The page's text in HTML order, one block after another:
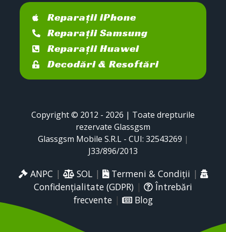
Reparații iPhone
Reparații Samsung
Reparații Huawei
Decodări & Resoftări
Copyright © 2012 - 2026 | Toate drepturile
rezervate Glassgsm
Glassgsm Mobile S.R.L - CUI: 32543269 |
J33/896/2013
ANPC | SOL| Termeni & Condiții |
Confidențialitate (GDPR) |
Întrebări
frecvente| Blog